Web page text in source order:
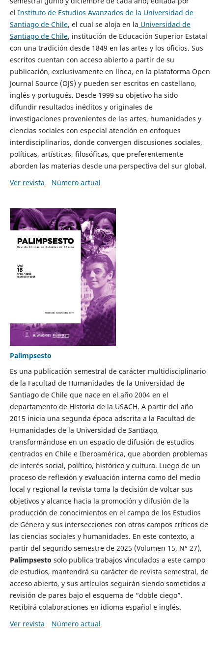
el Instituto de Estudios Avanzados de la Universidad de
Santiago de Chile, el cual se aloja en la Universidad de
Santiago de Chile, institución de Educación Superior Estatal
con una tradición desde 1849 en las artes y los oficios. Sus
escritos cuentan con acceso abierto a partir de su
publicación, exclusivamente en línea, en la plataforma Open
Journal Source (OJS) y pueden ser escritos en castellano,
inglés y portugués. Desde 1999 su objetivo ha sido
difundir resultados inéditos y originales de
investigaciones provenientes de las artes, humanidades y
ciencias sociales con especial atención en enfoques
interdisciplinarios, donde convergen discusiones sociales,
políticas, artísticas, filosóficas, que preferentemente
aborden las materias desde una perspectiva del sur global.
Ver revista
Número actual
Palimpsesto
Es una publicación semestral de carácter multidisciplinario
de la Facultad de Humanidades de la Universidad de
Santiago de Chile que nace en el año 2004 en el
departamento de Historia de la USACH. A partir del año
2015 inicia una segunda época adscrita a la Facultad de
Humanidades de la Universidad de Santiago,
transformándose en un espacio de difusión de estudios
centrados en Chile e Iberoamérica, que aborden problemas
de interés social, político, histórico y cultura. Luego de un
proceso de reflexión y evaluación interna como del medio
local y regional la revista toma la decisión de volcar sus
objetivos y alcance hacia la promoción y difusión de la
producción de conocimientos en el campo de los Estudios
de Género y sus intersecciones con otros campos críticos de
las ciencias sociales y humanidades. En este contexto, a
partir del segundo semestre de 2025 (Volumen 15, N° 27),
Palimpsesto solo publica trabajos vinculados a este campo
de estudios, mantendrá su carácter de revista semestral, de
acceso abierto, y sus artículos seguirán siendo sometidos a
revisión de pares bajo el esquema de “doble ciego”.
Recibirá colaboraciones en idioma español e inglés.
Ver revista
Número actual